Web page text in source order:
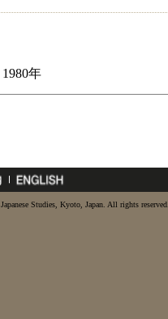
年
Studies, Kyoto, Japan. All rights reserved.